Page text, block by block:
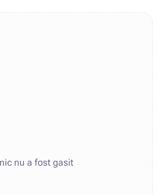
nu a fost gasit